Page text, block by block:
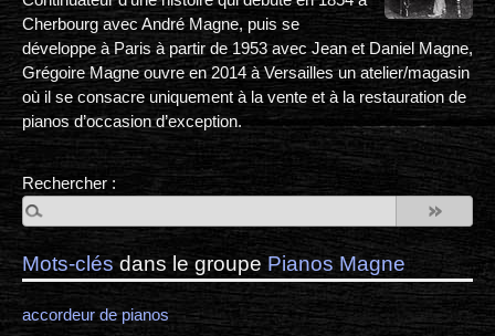
Cherbourg avec André Magne, puis se
développe à Paris à partir de 1953 avec Jean et Daniel Magne,
Grégoire Magne ouvre en 2014 à Versailles un atelier/magasin
où il se consacre uniquement à la vente et à la restauration de
pianos d’occasion d’exception.
Rechercher :
Mots-clés dans le groupe Pianos Magne
accordeur de pianos